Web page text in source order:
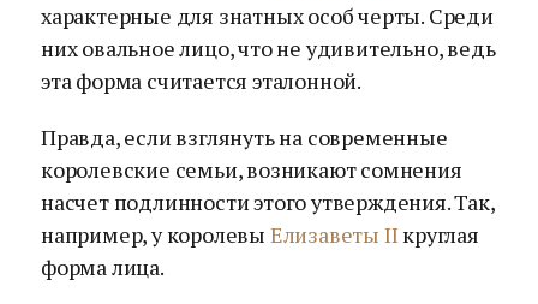
характерные для знатных особ черты. Среди
них овальное лицо, что не удивительно, ведь
эта форма считается эталонной.
Правда, если взглянуть на современные
королевские семьи, возникают сомнения
насчет подлинности этого утверждения. Так,
например, у королевы Елизаветы II круглая
форма лица.